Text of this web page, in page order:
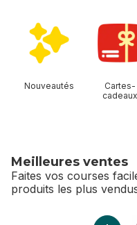
Nouveautés
Cartes-
cadeaux
Meilleures ventes
Faites vos courses
produits les plus
sauter Meilleures